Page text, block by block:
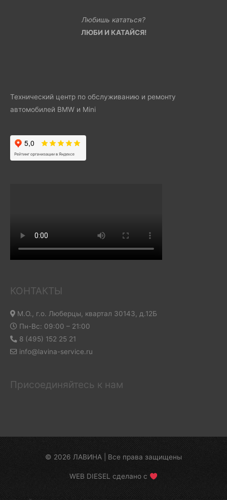
Любишь кататься?
ЛЮБИ И КАТАЙСЯ!
Технический центр по обслуживанию и ремонту
автомобилей BMW и Mini
КОНТАКТЫ
М.О., г.о. Люберцы, квартал 30143, д.12Б
Пн-Вс: 09:00 – 21:00
8 (495) 152 25 21
info@lavina-service.ru
Присоединяйтесь к нам
© 2026 ЛАВИНА | Все права защищены
WEB DIESEL сделано с